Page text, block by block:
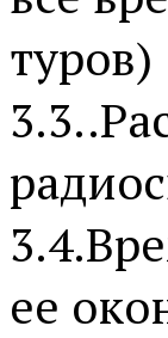
туров)
ее